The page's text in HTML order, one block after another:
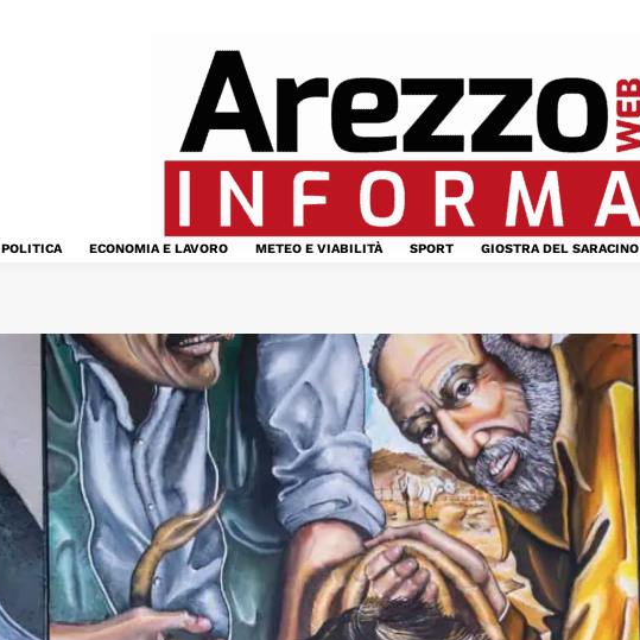
POLITICA ECONOMIA E LAVORO METEO E VIABILITÀ SPORT GIOSTRA DEL SARACINO